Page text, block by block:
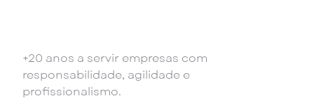
+20 anos a servir empresas com
responsabilidade, agilidade e
profissionalismo.